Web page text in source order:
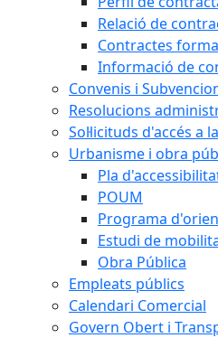
Relació de
Contractes
Informació de
Convenis i
Resolucions
Sol·licituds d'accés a
Urbanisme i obra
Pla
POUM
Programa
Estudi de
Obra Pública
Empleats públics
Calendari Comercial
Govern Obert i